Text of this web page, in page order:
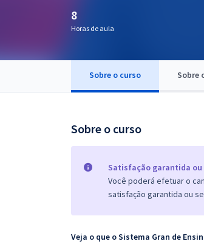
Conteúdo gratuito
8
Horas de aula
Sobre o curso Sobre
Sobre o curso
Satisfação garantida ou
Você poderá efetuar o
satisfação garantida ou
Veja o que o Sistema Gran de